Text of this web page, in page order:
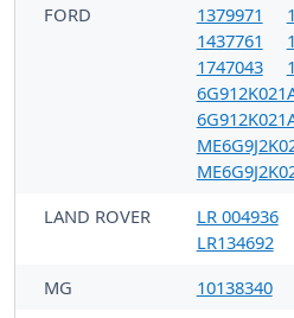
FORD 1379971
1437761
1747043
LAND ROVER
LR 004936
LR134692
MG
10138340